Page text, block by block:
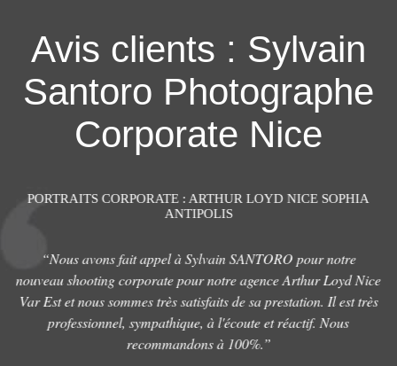
Avis clients : Sylvain
Santoro Photographe
Corporate Nice
PORTRAITS CORPORATE : ARTHUR LOYD NICE SOPHIA
ANTIPOLIS
“Nous avons fait appel à Sylvain SANTORO pour notre
nouveau shooting corporate pour notre agence Arthur Loyd Nice
Var Est et nous sommes très satisfaits de sa prestation. Il est très
professionnel, sympathique, à l'écoute et réactif. Nous
recommandons à 100%.”